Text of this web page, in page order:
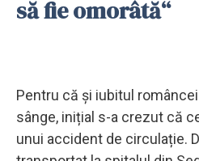
să fie omorâtă“
Pentru că și iubitul
sânge, inițial s-a crezut că
unui accident de circulație.